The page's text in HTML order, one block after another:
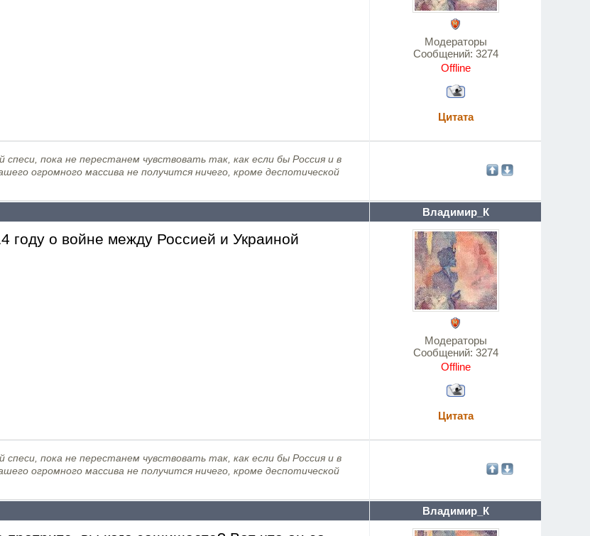
Модераторы
Сообщений: 3274
Offline
Цитата
пока не перестанем чувствовать так, как если бы Россия и в
огромного массива не получится ничего, кроме деспотической
Владимир_К
году о войне между Россией и Украиной
Модераторы
Сообщений: 3274
Offline
Цитата
пока не перестанем чувствовать так, как если бы Россия и в
огромного массива не получится ничего, кроме деспотической
Владимир_К